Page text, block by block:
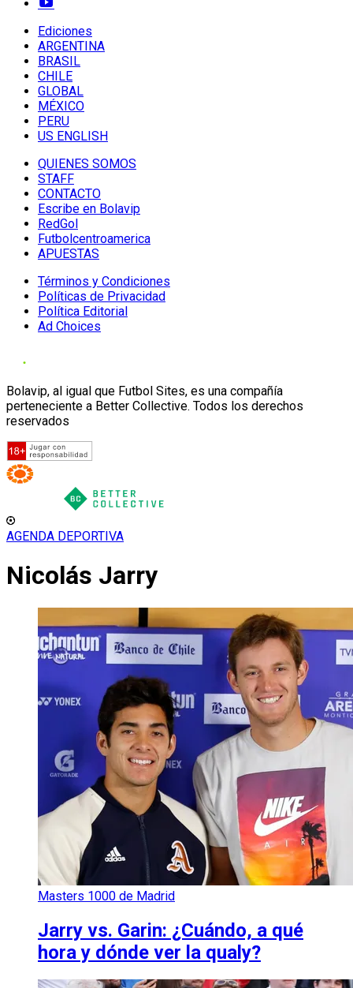
Ediciones
ARGENTINA
BRASIL
CHILE
GLOBAL
MÉXICO
PERU
US ENGLISH
QUIENES SOMOS
STAFF
CONTACTO
Escribe en Bolavip
RedGol
Futbolcentroamerica
APUESTAS
Términos y Condiciones
Políticas de Privacidad
Política Editorial
Ad Choices
Bolavip, al igual que Futbol Sites, es una compañía
perteneciente a Better Collective. Todos los derechos
reservados
AGENDA DEPORTIVA
Nicolás Jarry
Masters 1000 de Madrid
Jarry vs. Garin: ¿Cuándo, a qué
hora y dónde ver la qualy?